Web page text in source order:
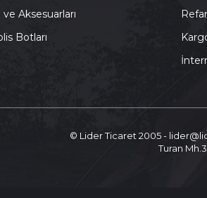
ve Aksesuarları
Botları K
© Lider Ticaret 2005 -
Turan